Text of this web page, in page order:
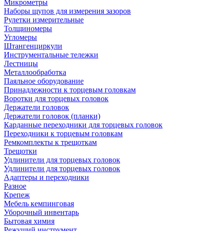
Микрометры
Наборы щупов для измерения зазоров
Рулетки измерительные
Толщиномеры
Угломеры
Штангенциркули
Инструментальные тележки
Лестницы
Металлообработка
Паяльное оборудование
Принадлежности к торцевым головкам
Воротки для торцевых головок
Держатели головок
Держатели головок (планки)
Карданные переходники для торцевых головок
Переходники к торцевым головкам
Ремкомплекты к трещоткам
Трещотки
Удлинители для торцевых головок
Удлинители для торцевых головок
Адаптеры и переходники
Разное
Крепеж
Мебель кемпинговая
Уборочный инвентарь
Бытовая химия